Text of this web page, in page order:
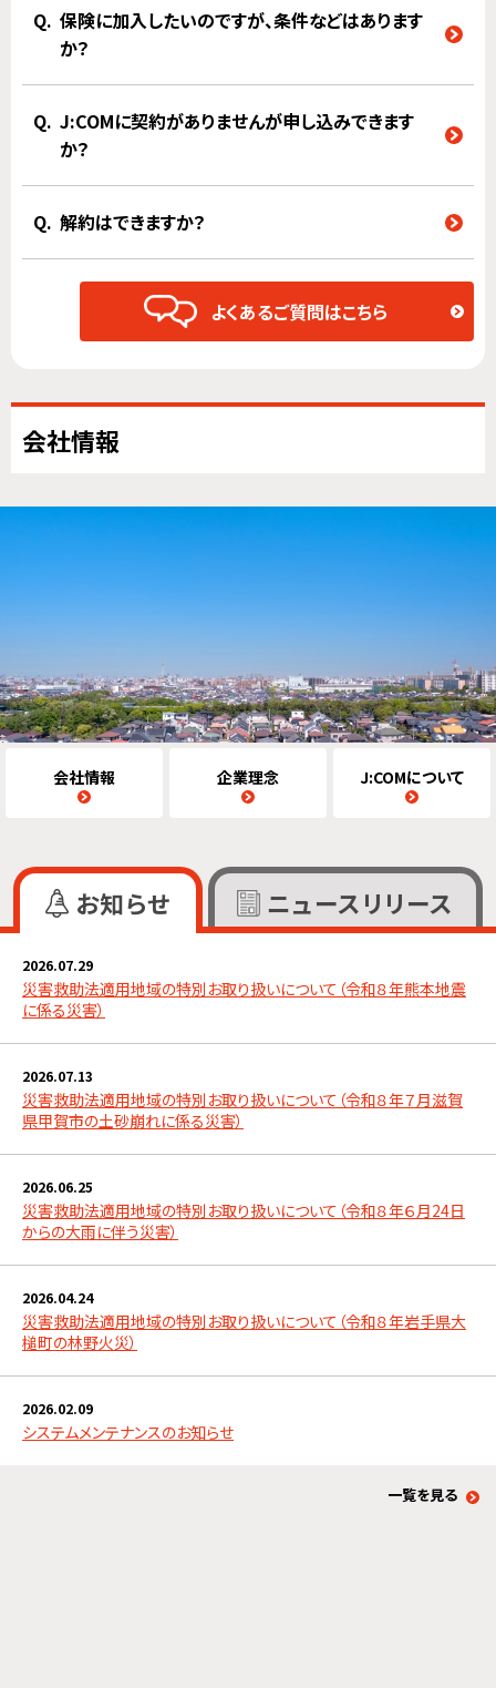
保険に加入したいのですが、条件などはあります
か？
J:COMに契約がありませんが申し込みできます
か？
解約はできますか？
よくあるご質問はこちら
会社情報
いつも、暮らしのそばに安心を
会社情報 企業理念 J:COMについて
お知らせ ニュースリリース
2026.07.29
災害救助法適用地域の特別お取り扱いについて（令和８年熊本地震
に係る災害）
2026.07.13
災害救助法適用地域の特別お取り扱いについて（令和８年７月滋賀
県甲賀市の土砂崩れに係る災害）
2026.06.25
災害救助法適用地域の特別お取り扱いについて（令和８年６月24日
からの大雨に伴う災害）
2026.04.24
災害救助法適用地域の特別お取り扱いについて（令和８年岩手県大
槌町の林野火災）
2026.02.09
システムメンテナンスのお知らせ
一覧を見る